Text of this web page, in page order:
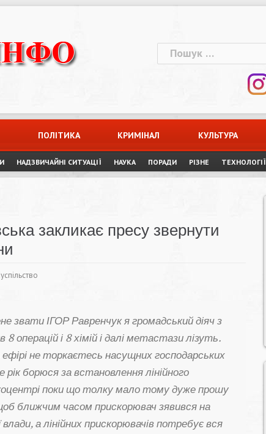
Пошук:
ПОЛІТИКА КРИМІНАЛ КУЛЬТУРА
НАДЗВИЧАЙНІ СИТУАЦІЇ НАУКА ПОРАДИ РІЗНЕ ТЕХНОЛОГІЇ
закликає пресу звернути
звати ІГОР Равренчук я громадський діяч з
операцій і 8 хімій і далі метастази лізуть.
не торкаєтесь насущних господарських
борюся за встановлення лінійного
поки що толку мало тому дуже прошу
ближчим часом прискорювач зявився на
а лінійних прискорювачів потребує вся